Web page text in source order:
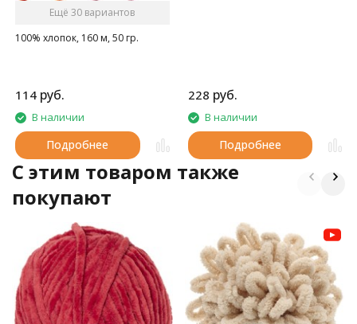
Ещё 30 вариантов
100% хлопок, 160 м, 50 гр.
114 руб.
В наличии
Подробнее
228 руб.
В наличии
Подробнее
C этим товаром также
покупают